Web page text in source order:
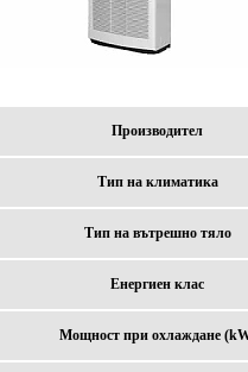
Производител
Тип на климатика
Тип на вътрешно тяло
Енергиен клас
Мощност при охлаждане